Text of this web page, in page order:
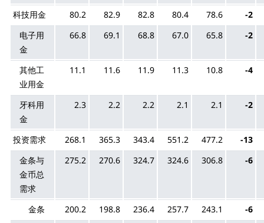
科技用金 80.2 82.9 82.8 80.4 78.6
-2
电子用
金
66.8 69.1 68.8 67.0 65.8 -2
其他工
业用金
11.1 11.6 11.9 11.3 10.8 -4
牙科用
金
2.3 2.2 2.2 2.1 2.1 -2
投资需求 268.1 365.3 343.4 551.2 477.2
-13
金条与
金币总
需求
275.2 270.6 324.7 324.6 306.8 -6
金条 200.2 198.8 236.4 257.7 243.1
-6